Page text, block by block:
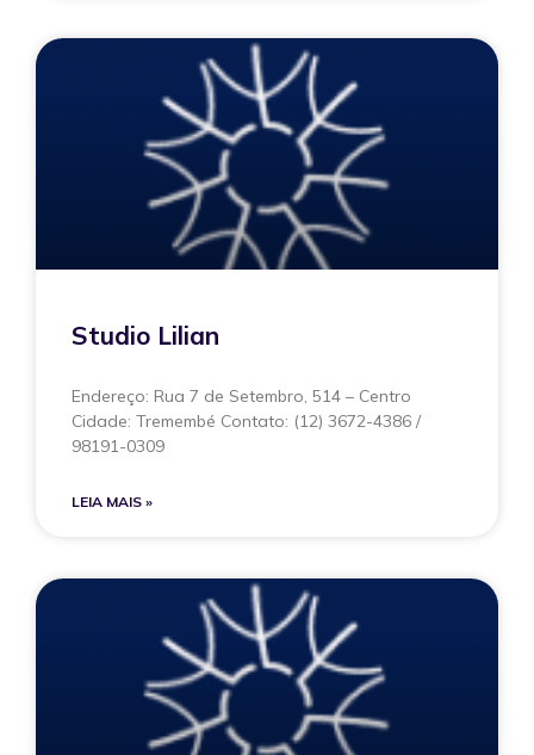
Studio Lilian
Endereço: Rua 7 de Setembro, 514 – Centro
Cidade: Tremembé Contato: (12) 3672-4386 /
98191-0309
LEIA MAIS »